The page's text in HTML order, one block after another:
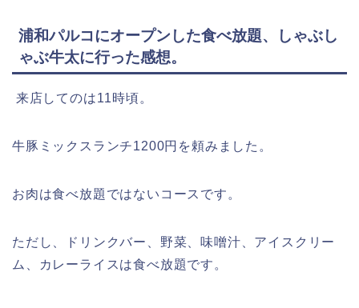
浦和パルコにオープンした食べ放題、しゃぶし
ゃぶ牛太に行った感想。
来店してのは11時頃。
牛豚ミックスランチ1200円を頼みました。
お肉は食べ放題ではないコースです。
ただし、ドリンクバー、野菜、味噌汁、アイスクリー
ム、カレーライスは食べ放題です。